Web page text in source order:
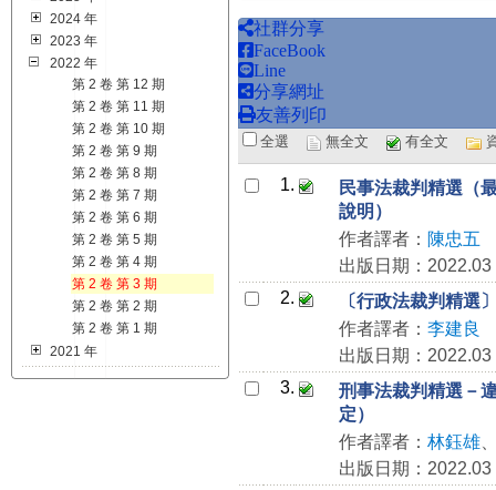
2024 年
2023 年
2022 年
第 2 卷 第 12 期
第 2 卷 第 11 期
第 2 卷 第 10 期
第 2 卷 第 9 期
第 2 卷 第 8 期
第 2 卷 第 7 期
第 2 卷 第 6 期
第 2 卷 第 5 期
第 2 卷 第 4 期
第 2 卷 第 3 期
第 2 卷 第 2 期
第 2 卷 第 1 期
2021 年
社群分享
FaceBook
Line
分享網址
友善列印
全選 無全文 有全文
1.
民事法裁判精選（
說明）
作者譯者： 陳忠五
出版日期：2022.03
2.
〔行政法裁判精選
作者譯者： 李建良
出版日期：2022.03
3.
刑事法裁判精選－
定）
作者譯者： 林鈺雄
出版日期：2022.03